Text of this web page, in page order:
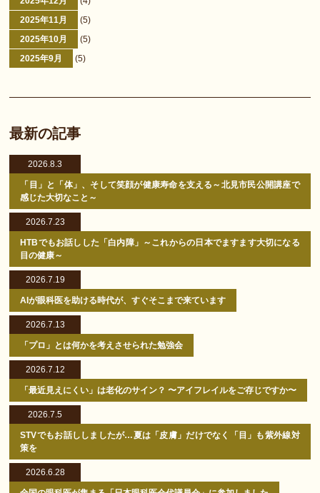
2025年11月
(5)
2025年10月
(5)
2025年9月
(5)
最新の記事
2026.8.3
「目」と「体」、そして笑顔が健康寿命を支える～北見市民公開講座で
感じた大切なこと～
2026.7.23
HTBでもお話しした「白内障」～これからの日本でますます大切になる
目の健康～
2026.7.19
AIが眼科医を助ける時代が、すぐそこまで来ています
2026.7.13
「プロ」とは何かを考えさせられた勉強会
2026.7.12
「最近見えにくい」は老化のサイン？ 〜アイフレイルをご存じですか〜
2026.7.5
STVでもお話ししましたが…夏は「皮膚」だけでなく「目」も紫外線対
策を
2026.6.28